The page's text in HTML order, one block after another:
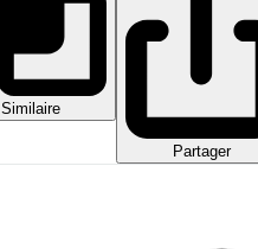
Similaire
Partager